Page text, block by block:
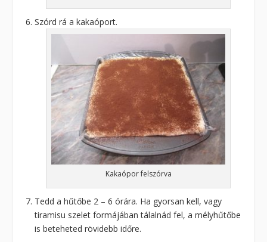
Szórd rá a kakaóport.
Kakaópor felszórva
Tedd a hűtőbe 2 – 6 órára. Ha gyorsan kell, vagy
tiramisu szelet formájában tálalnád fel, a mélyhűtőbe
is beteheted rövidebb időre.